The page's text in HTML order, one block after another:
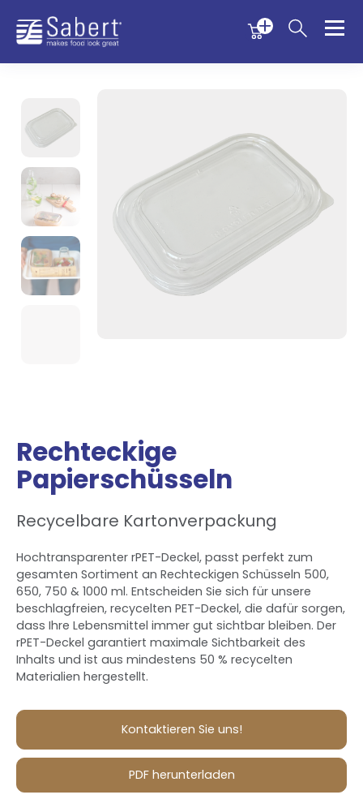
Menu
Sabert
Rechteckige
Papierschüsseln
Recycelbare Kartonverpackung
Hochtransparenter rPET-Deckel, passt perfekt zum
gesamten Sortiment an Rechteckigen Schüsseln 500,
650, 750 & 1000 ml. Entscheiden Sie sich für unsere
beschlagfreien, recycelten PET-Deckel, die dafür sorgen,
dass Ihre Lebensmittel immer gut sichtbar bleiben. Der
rPET-Deckel garantiert maximale Sichtbarkeit des
Inhalts und ist aus mindestens 50 % recycelten
Materialien hergestellt.
Kontaktieren Sie uns!
PDF herunterladen